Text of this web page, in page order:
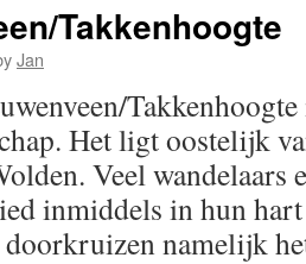
Takkenhoogte
Jan
Het ligt oostelijk
Veel wandelaars
inmiddels in hun
doorkruizen namelijk